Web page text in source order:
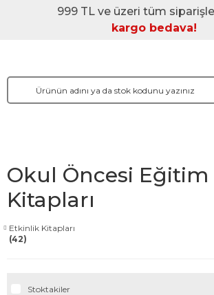
999 TL ve üzeri tüm
kargo bedava!
Okul Öncesi Eğitim
Kitapları
Etkinlik Kitapları
(42)
Stoktakiler